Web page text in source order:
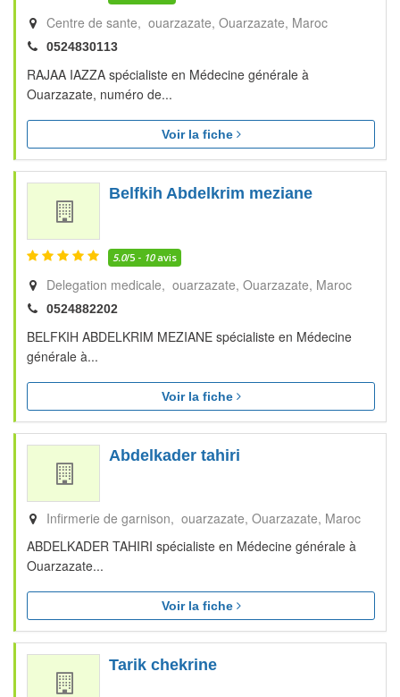
Centre de sante, ouarzazate Ouarzazate Maroc
0524830113
RAJAA IAZZA spécialiste en Médecine générale à
Ouarzazate, numéro de...
Voir la fiche
Belfkih Abdelkrim meziane
5.0/5 - 10avis
Delegation medicale, ouarzazate Ouarzazate Maroc
0524882202
BELFKIH ABDELKRIM MEZIANE spécialiste en Médecine
générale à...
Voir la fiche
Abdelkader tahiri
Infirmerie de garnison, ouarzazate Ouarzazate Maroc
ABDELKADER TAHIRI spécialiste en Médecine générale à
Ouarzazate...
Voir la fiche
Tarik chekrine